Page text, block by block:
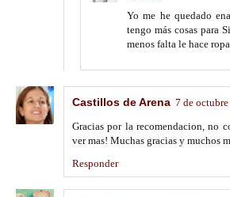
Yo me he quedado
tengo más cosas para
menos falta le hace
Castillos de Arena 7 de
Gracias por la recomendacion, no
ver mas! Muchas gracias y muchos
Responder